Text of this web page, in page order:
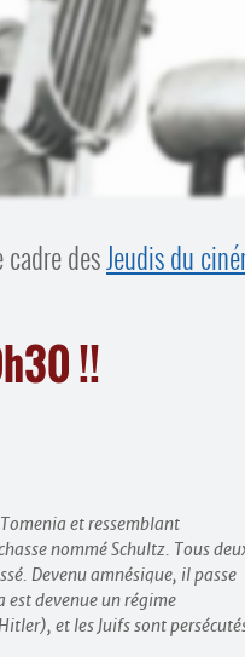
desJeudis du
!!
et ressemblant
nommé Schultz. Tous
Devenu amnésique, il passe
devenue un régime
et les Juifs sont